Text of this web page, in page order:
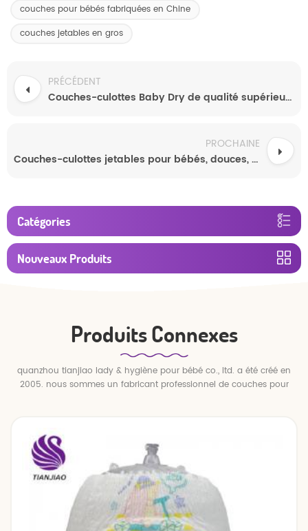
couches pour bébés fabriquées en Chine
couches jetables en gros
PRÉCÉDENT
Couches-culottes Baby Dry de qualité supérieure en promotion ! Microfibre ultra-douce 3D anti-fuites pour une absorption et une respirabilité optimales. Fournisseur en gros.
PROCHAINE
Couches-culottes jetables pour bébés, douces, respirantes et confortables, avec protection anti-fuites 3D.
Catégories
Nouveaux Produits
Produits Connexes
quanzhou tianjiao lady & hygiène pour bébé co., ltd. a été créé en
2005. nous sommes un fabricant professionnel de couches pour